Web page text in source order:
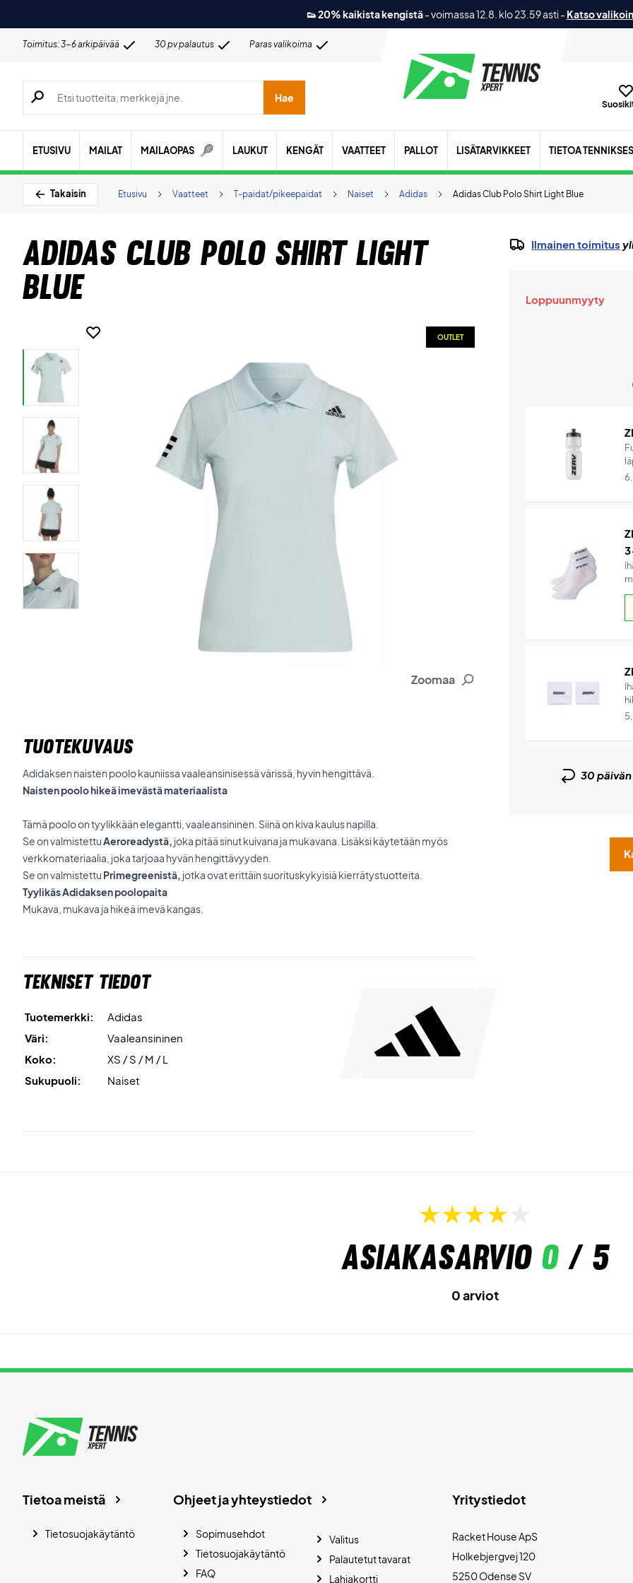
👟 20% kaikista kengistä-voimassa 12.8. klo 23.59 asti- Katso
Toimitus: 3-6 arkipäivää 30 pv palautus Paras valikoima
Hae tuotteita, merkkejä jne.
Hae
ETUSIVU MAILAT MAILAOPAS LAUKUT KENGÄT VAATTEET PALLOT LISÄTARVIKKEET TIETOA
Takaisin Adidas Club Polo Shirt Light Blue
Adidas
Naiset
T-paidat/pikeepaidat
Vaatteet
Etusivu
Adidas Club Polo Shirt Light
Blue
Zoomaa
OUTLET
TUOTEKUVAUS
Adidaksen naisten poolo kauniissa vaaleansinisessä värissä, hyvin hengittävä.
Naisten poolo hikeä imevästä materiaalista
Tämä poolo on tyylikkään elegantti, vaaleansininen. Siinä on kiva kaulus napilla.
Se on valmistettuAeroreadystä, joka pitää sinut kuivana ja mukavana. Lisäksi käytetään myös
verkkomateriaalia, joka tarjoaa hyvän hengittävyyden.
Se on valmistettu Primegreenistä, jotka ovat erittäin suorituskykyisiä kierrätystuotteita.
Tyylikäs Adidaksen poolopaita
Mukava, mukava ja hikeä imevä kangas.
Tekniset tiedot
Tuotemerkki:
Adidas
Väri:
Vaaleansininen
Koko:
XS / S / M / L
Sukupuoli:
Naiset
Ilmainen toimitus
Loppuunmyyty
30 päivän
Asiakasarvio 0/ 5
0 arviot
Yritystiedot
Racket House ApS
Holkebjergvej 120
5250 Odense SV
Ohjeet ja yhteystiedot
Sopimusehdot
Tietosuojakäytäntö
FAQ
Valitus
Palautetut tavarat
Lahjakortti
Tietoa meistä
Tietosuojakäytäntö